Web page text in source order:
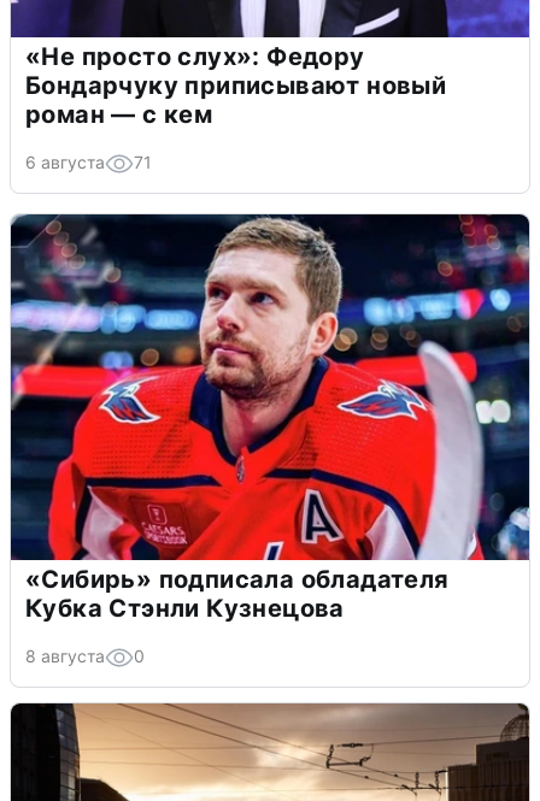
«Не просто слух»: Федору
Бондарчуку приписывают новый
роман — с кем
6 августа 71
«Сибирь» подписала обладателя
Кубка Стэнли Кузнецова
8 августа 0